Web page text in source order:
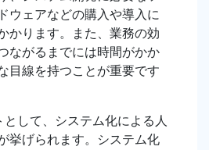
ウェアなどの購入や導入に
かります。また、業務の効
ながるまでには時間がかか
目線を持つことが重要です
して、システム化による人
挙げられます。システム化